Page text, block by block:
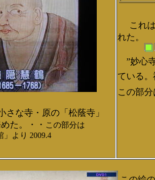
さな寺・原の「松蔭寺」
た。
・・ この部分は
より 2009.4
これ
れた。
”妙心
ている
この部